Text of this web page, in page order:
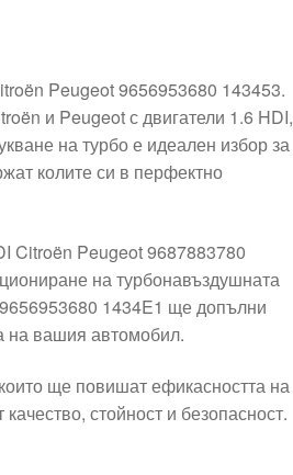
Peugeot 9656953680 143453.
и Peugeot с двигатели 1.6 HDI,
на турбо е идеален избор за
колите си в перфектно
Citroën Peugeot 9687883780
на турбонавъздушната
1434E1 ще допълни
на вашия автомобил.
ще повишат ефикасността на
стойност и безопасност.